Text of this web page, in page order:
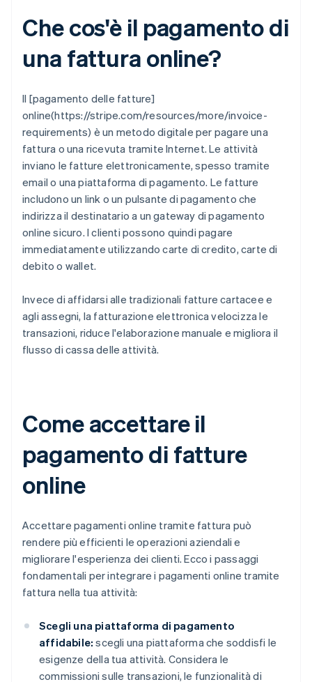
Che cos'è il pagamento di
una fattura online?
Il [pagamento delle fatture]
online(https://stripe.com/resources/more/invoice-
requirements) è un metodo digitale per pagare una
fattura o una ricevuta tramite Internet. Le attività
inviano le fatture elettronicamente, spesso tramite
email o una piattaforma di pagamento. Le fatture
includono un link o un pulsante di pagamento che
indirizza il destinatario a un gateway di pagamento
online sicuro. I clienti possono quindi pagare
immediatamente utilizzando carte di credito, carte di
debito o wallet.
Invece di affidarsi alle tradizionali fatture cartacee e
agli assegni, la fatturazione elettronica velocizza le
transazioni, riduce l'elaborazione manuale e migliora il
flusso di cassa delle attività.
Come accettare il
pagamento di fatture
online
Accettare pagamenti online tramite fattura può
rendere più efficienti le operazioni aziendali e
migliorare l'esperienza dei clienti. Ecco i passaggi
fondamentali per integrare i pagamenti online tramite
fattura nella tua attività:
Scegli una piattaforma di pagamento
affidabile: scegli una piattaforma che soddisfi le
esigenze della tua attività. Considera le
commissioni sulle transazioni, le funzionalità di